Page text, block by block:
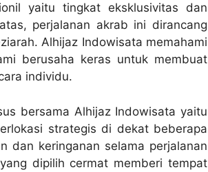
yaitu tingkat eksklusivitas dan
perjalanan akrab ini dirancang
Alhijaz Indowisata memahami
berusaha keras untuk membuat
individu.
bersama Alhijaz Indowisata yaitu
strategis di dekat beberapa
dan keringanan selama perjalanan
dipilih cermat memberi tempat